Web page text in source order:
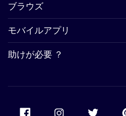
ブラウズ
モバイルアプリ
助けが必要 ？